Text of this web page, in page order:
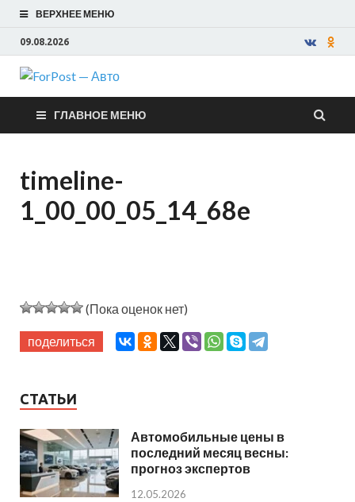
ВЕРХНЕЕ МЕНЮ
09.08.2026
ForPost —
Авто
ГЛАВНОЕ МЕНЮ
timeline-
1_00_00_05_14_68e
(Пока оценок нет)
поделиться
СТАТЬИ
Автомобильные цены в
последний месяц весны:
прогноз экспертов
12.05.2026